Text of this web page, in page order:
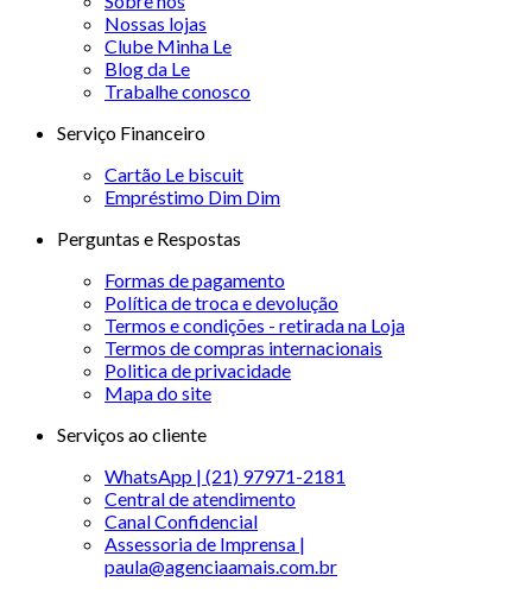
Nossas lojas
Clube Minha Le
Blog da Le
Trabalhe conosco
Serviço Financeiro
Cartão Le biscuit
Empréstimo Dim Dim
Perguntas e Respostas
Formas de pagamento
Política de troca e devolução
Termos e condições - retirada na Loja
Termos de compras internacionais
Politica de privacidade
Mapa do site
Serviços ao cliente
WhatsApp | (21) 97971-2181
Central de atendimento
Canal Confidencial
Assessoria de Imprensa |
paula@agenciaamais.com.br